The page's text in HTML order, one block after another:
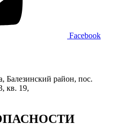
Facebook
Балезинский район, пос.
кв. 19,